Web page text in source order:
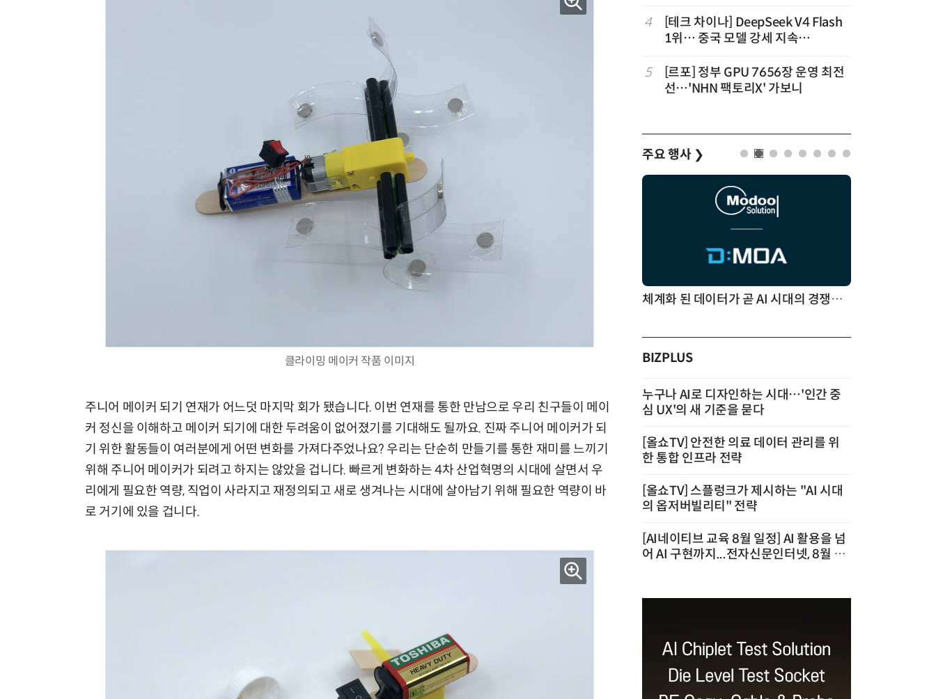
클라이밍 메이커 작품 이미지
주니어 메이커 되기 연재가 어느덧 마지막 회가 됐습니다. 이번 연재를 통한 만남으로 우리 친구들이 메이
커 정신을 이해하고 메이커 되기에 대한 두려움이 없어졌기를 기대해도 될까요. 진짜 주니어 메이커가 되
기 위한 활동들이 여러분에게 어떤 변화를 가져다주었나요? 우리는 단순히 만들기를 통한 재미를 느끼기
위해 주니어 메이커가 되려고 하지는 않았을 겁니다. 빠르게 변화하는 4차 산업혁명의 시대에 살면서 우
리에게 필요한 역량, 직업이 사라지고 재정의되고 새로 생겨나는 시대에 살아남기 위해 필요한 역량이 바
로 거기에 있을 겁니다.
4
[테크 차이나] DeepSeek V4 Flash
1위… 중국 모델 강세 지속
순위)
5
[르포] 정부 GPU 7656장 운영 최전
선…'NHN 팩토리X' 가보니
주요 행사 ❯
체계화 된 데이터가 곧 AI 시대의 경쟁력이다
BIZPLUS
누구나 AI로 디자인하는 시대…'인간 중
심 UX'의 새 기준을 묻다
[올쇼TV] 안전한 의료 데이터 관리를 위
한 통합 인프라 전략
[올쇼TV] 스플렁크가 제시하는 "AI 시대
의 옵저버빌리티" 전략
[AI네이티브 교육 8월 일정] AI 활용을 넘
어 AI 구현까지...전자신문인터넷, 8월 실